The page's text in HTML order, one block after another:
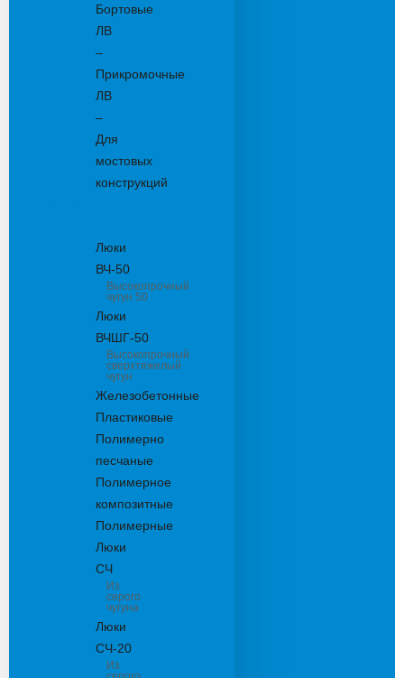
Бортовые
ЛВ
–
Прикромочные
ЛВ
–
Для
мостовых
конструкций
Люки
ВЧ-50
Высокопрочный
чугун 50
Люки
ВЧШГ-50
Высокопрочный
сверхтяжелый
чугун
Железобетонные
Пластиковые
Полимерно
песчаные
Полимерное
композитные
Полимерные
Люки
СЧ
Из
серого
чугуна
Люки
СЧ-20
Из